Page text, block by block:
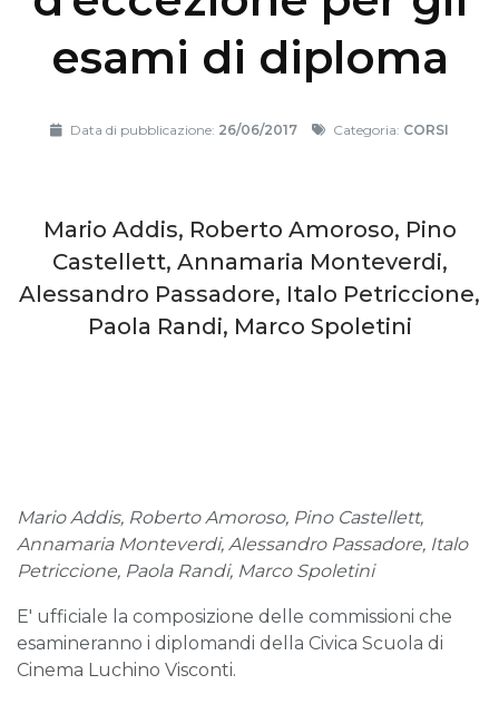
esami di diploma
Data di pubblicazione: 26/06/2017 Categoria: CORSI
Mario Addis, Roberto Amoroso, Pino
Castellett, Annamaria Monteverdi,
Alessandro Passadore, Italo Petriccione,
Paola Randi, Marco Spoletini
Mario Addis, Roberto Amoroso, Pino Castellett,
Annamaria Monteverdi, Alessandro Passadore, Italo
Petriccione, Paola Randi, Marco Spoletini
E' ufficiale la composizione delle commissioni che
esamineranno i diplomandi della Civica Scuola di
Cinema Luchino Visconti.